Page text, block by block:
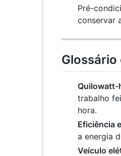
Pré-
conservar
Glossário
Quilowatt-
trabalho
hora.
Eficiência
a energia
Veículo